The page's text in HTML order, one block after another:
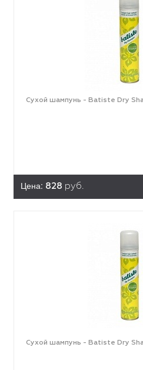
Сухой шампунь - Batiste Dry
Цена: 828 руб.
Сухой шампунь - Batiste Dry